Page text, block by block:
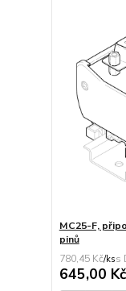
MC25-F,
pinů
780,45 Kč/ks
645,00 Kč